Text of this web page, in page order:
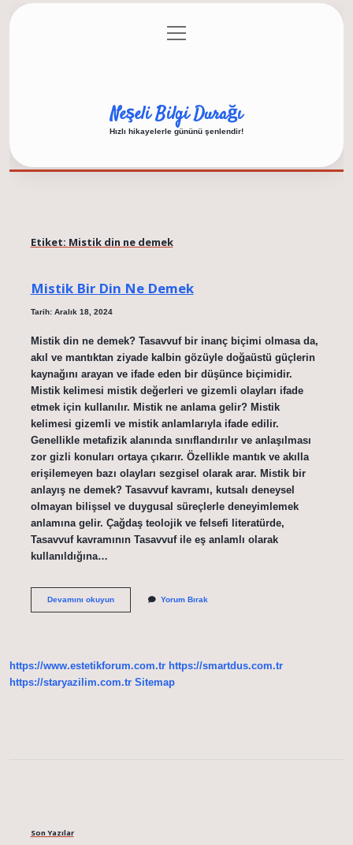
Gizlilik Politikası
menüyü
aç
Neşeli Bilgi Durağı
Hızlı hikayelerle gününü şenlendir!
Etiket: Mistik din ne demek
Mistik Bir Din Ne Demek
Tarih: Aralık 18, 2024
Mistik din ne demek? Tasavvuf bir inanç biçimi olmasa da,
akıl ve mantıktan ziyade kalbin gözüyle doğaüstü güçlerin
kaynağını arayan ve ifade eden bir düşünce biçimidir.
Mistik kelimesi mistik değerleri ve gizemli olayları ifade
etmek için kullanılır. Mistik ne anlama gelir? Mistik
kelimesi gizemli ve mistik anlamlarıyla ifade edilir.
Genellikle metafizik alanında sınıflandırılır ve anlaşılması
zor gizli konuları ortaya çıkarır. Özellikle mantık ve akılla
erişilemeyen bazı olayları sezgisel olarak arar. Mistik bir
anlayış ne demek? Tasavvuf kavramı, kutsalı deneysel
olmayan bilişsel ve duygusal süreçlerle deneyimlemek
anlamına gelir. Çağdaş teolojik ve felsefi literatürde,
Tasavvuf kavramının Tasavvuf ile eş anlamlı olarak
kullanıldığına…
Devamını okuyunMistik
Yorum Bırak
https://www.estetikforum.com.tr https://smartdus.com.tr
https://staryazilim.com.tr Sitemap
Son Yazılar